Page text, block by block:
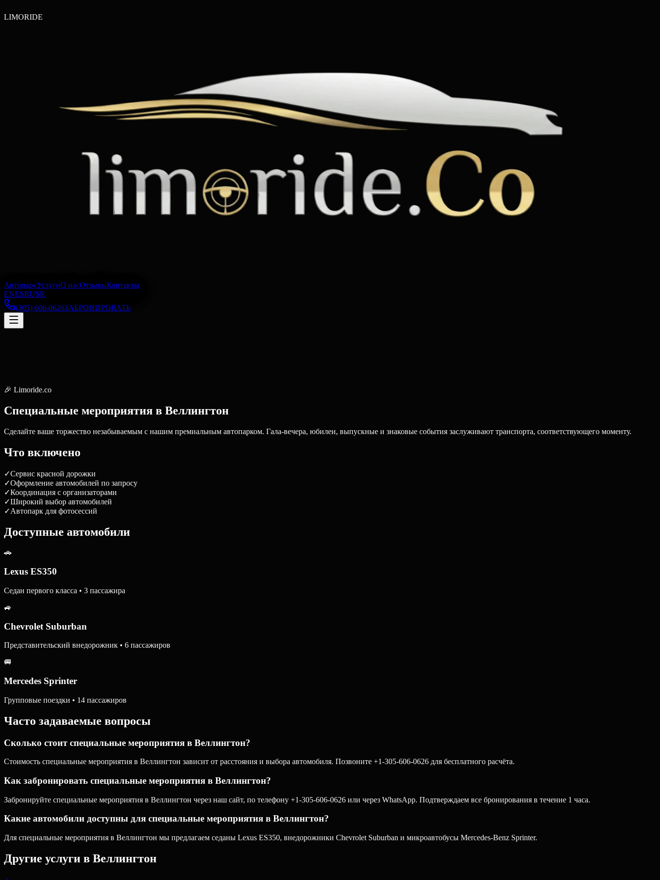
LIMORIDE
АвтопаркУслугиО насОтзывыКонтакты
ENESRUSR
(305) 606-0626ЗАБРОНИРОВАТЬ
🎉 Limoride.co
Специальные мероприятия в Веллингтон
Сделайте ваше торжество незабываемым с нашим премиальным автопарком. Гала-вечера, юбилеи, выпускные и знаковые события заслуживают транспорта, соответствующего моменту.
Что включено
✓Сервис красной дорожки
✓Оформление автомобилей по запросу
✓Координация с организаторами
✓Широкий выбор автомобилей
✓Автопарк для фотосессий
Доступные автомобили
🚗
Lexus ES350
Седан первого класса • 3 пассажира
🚙
Chevrolet Suburban
Представительский внедорожник • 6 пассажиров
🚐
Mercedes Sprinter
Групповые поездки • 14 пассажиров
Часто задаваемые вопросы
Сколько стоит специальные мероприятия в Веллингтон?
Стоимость специальные мероприятия в Веллингтон зависит от расстояния и выбора автомобиля. Позвоните +1-305-606-0626 для бесплатного расчёта.
Как забронировать специальные мероприятия в Веллингтон?
Забронируйте специальные мероприятия в Веллингтон через наш сайт, по телефону +1-305-606-0626 или через WhatsApp. Подтверждаем все бронирования в течение 1 часа.
Какие автомобили доступны для специальные мероприятия в Веллингтон?
Для специальные мероприятия в Веллингтон мы предлагаем седаны Lexus ES350, внедорожники Chevrolet Suburban и микроавтобусы Mercedes-Benz Sprinter.
Другие услуги в Веллингтон